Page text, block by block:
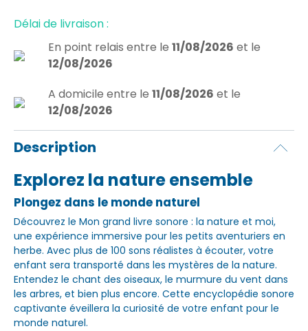
Délai de livraison :
En point relais entre le 11/08/2026 et le
12/08/2026
A domicile entre le 11/08/2026 et le
12/08/2026
Description
Explorez la nature ensemble
Plongez dans le monde naturel
Découvrez le Mon grand livre sonore : la nature et moi,
une expérience immersive pour les petits aventuriers en
herbe. Avec plus de 100 sons réalistes à écouter, votre
enfant sera transporté dans les mystères de la nature.
Entendez le chant des oiseaux, le murmure du vent dans
les arbres, et bien plus encore. Cette encyclopédie sonore
captivante éveillera la curiosité de votre enfant pour le
monde naturel.